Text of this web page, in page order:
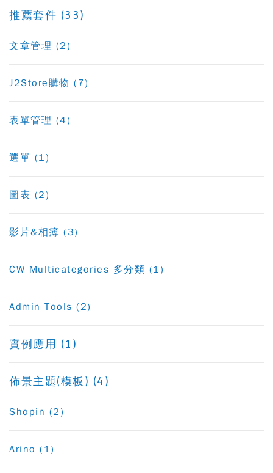
推薦套件 (33)
文章管理 (2)
J2Store購物 (7)
表單管理 (4)
選單 (1)
圖表 (2)
影片&相簿 (3)
CW Multicategories 多分類 (1)
Admin Tools (2)
實例應用 (1)
佈景主題(模板) (4)
Shopin (2)
Arino (1)